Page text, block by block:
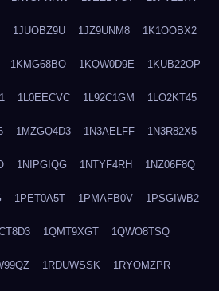
1JUOBZ9U 1JZ9UNM8 1K1OOBX2
1KMG68BO 1KQW0D9E 1KUB22OP
1L0EECVC 1L92C1GM 1LO2KT45
1MZGQ4D3 1N3AELFF 1N3R82X5
1NIPGIQG 1NTYF4RH 1NZ06F8Q
1PET0A5T 1PMAFB0V 1PSGIWB2
1QMT9XGT 1QWO8TSQ
1RDUWSSK 1RYOMZPR